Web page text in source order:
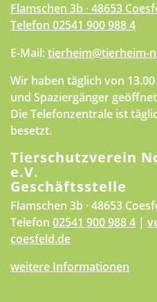
Flamschen 3b · 48653
Telefon 02541 900 988 4
E-Mail:tierheim@tierheim-
Wir haben täglich von
und Spaziergänger
Die Telefonzentrale ist
besetzt.
Tierschutzverein
e.V.
Geschäftsstelle
Flamschen 3b · 48653
Telefon 02541 900 988 4 |
coesfeld.de
weitere Informationen